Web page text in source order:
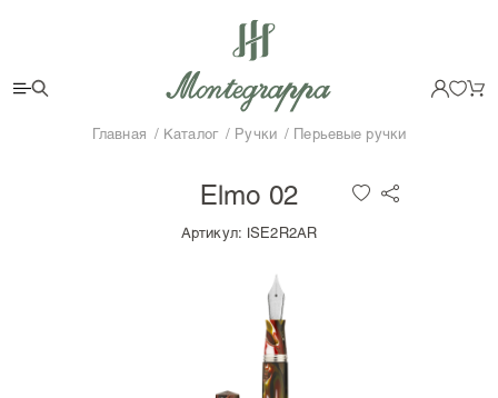
Главная Каталог Ручки Перьевые ручки
Elmo 02
Артикул: ISE2R2AR